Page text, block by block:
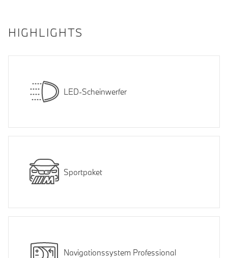
HIGHLIGHTS
LED-Scheinwerfer
Sportpaket
Navigationssystem Professional